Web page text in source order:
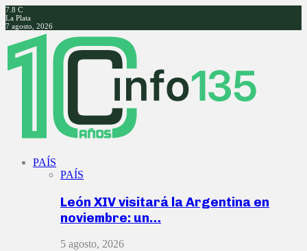
7.8 C
La Plata
7 agosto, 2026
Facebook
Twitter
Instagram
Youtube
PAÍS
PAÍS
León XIV visitará la Argentina en
noviembre: un…
5 agosto, 2026